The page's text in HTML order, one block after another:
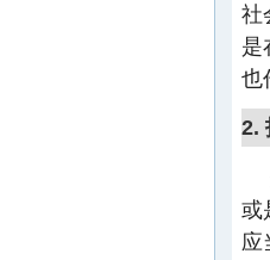
社
是
也
2.
或
应